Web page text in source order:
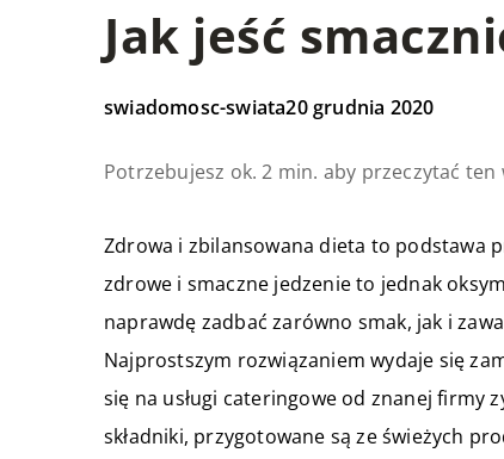
Jak jeść
swiadomosc-swiata20 grudnia 2020
Potrzebujesz ok. 2 min. aby przeczytać ten
Zdrowa i zbilansowana dieta to podstawa
zdrowe i smaczne jedzenie to jednak
naprawdę zadbać zarówno smak, jak i
Najprostszym rozwiązaniem wydaje się
się na usługi cateringowe od znanej firmy
składniki, przygotowane są ze świeżych